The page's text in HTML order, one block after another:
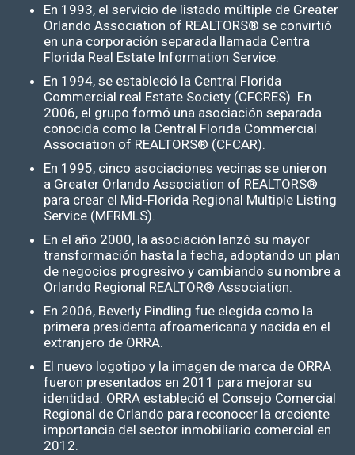
En 1993, el servicio de listado múltiple de Greater
Orlando Association of REALTORS® se convirtió
en una corporación separada llamada Centra
Florida Real Estate Information Service.
En 1994, se estableció la Central Florida
Commercial real Estate Society (CFCRES). En
2006, el grupo formó una asociación separada
conocida como la Central Florida Commercial
Association of REALTORS® (CFCAR).
En 1995, cinco asociaciones vecinas se unieron
a Greater Orlando Association of REALTORS®
para crear el Mid-Florida Regional Multiple Listing
Service (MFRMLS).
En el año 2000, la asociación lanzó su mayor
transformación hasta la fecha, adoptando un plan
de negocios progresivo y cambiando su nombre a
Orlando Regional REALTOR® Association.
En 2006, Beverly Pindling fue elegida como la
primera presidenta afroamericana y nacida en el
extranjero de ORRA.
El nuevo logotipo y la imagen de marca de ORRA
fueron presentados en 2011 para mejorar su
identidad. ORRA estableció el Consejo Comercial
Regional de Orlando para reconocer la creciente
importancia del sector inmobiliario comercial en
2012.